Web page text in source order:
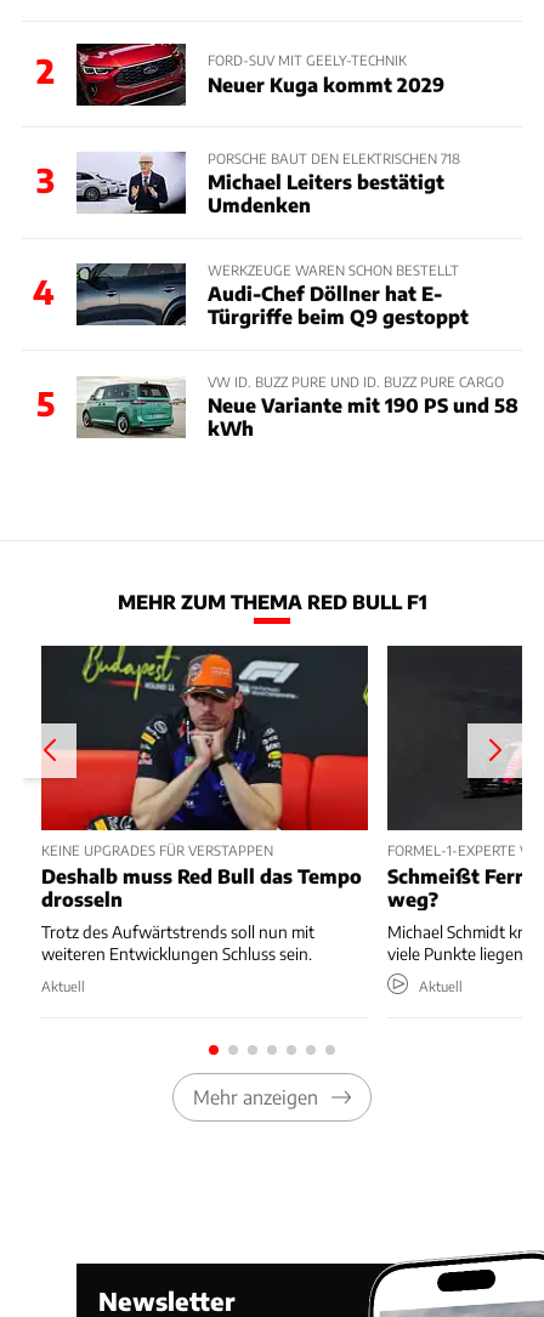
2 FORD-SUV MIT GEELY-TECHNIK
Neuer Kuga kommt 2029
3
PORSCHE BAUT DEN ELEKTRISCHEN 718
Michael Leiters bestätigt
Umdenken
4
WERKZEUGE WAREN SCHON BESTELLT
Audi-Chef Döllner hat E-
Türgriffe beim Q9 gestoppt
5
VW ID. BUZZ PURE UND ID. BUZZ PURE CARGO
Neue Variante mit 190 PS und 58
kWh
MEHR ZUM THEMA RED BULL F1
KEINE UPGRADES FÜR VERSTAPPEN
Deshalb muss Red Bull das Tempo
drosseln
Trotz des Aufwärtstrends soll nun mit
weiteren Entwicklungen Schluss sein.
Aktuell
FORMEL-1-EXPERTE
Schmeißt
weg?
Michael Schmidt
viele Punkte
Aktuell
Mehr anzeigen
Newsletter